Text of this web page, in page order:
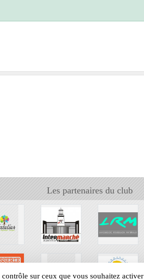
Les partenaires du club
sur ceux que vous souhaitez activer